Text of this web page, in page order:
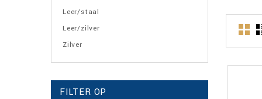
Leer/staal
Leer/zilver
Zilver
FILTER OP